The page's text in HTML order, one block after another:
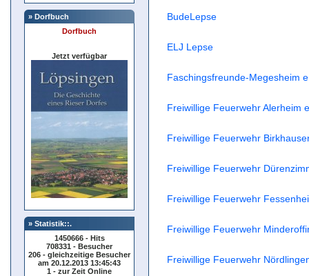
» Dorfbuch
Dorfbuch
Jetzt verfügbar
» Statistik::.
1450666 - Hits
708331 - Besucher
206 - gleichzeitige Besucher
am 20.12.2013 13:45:43
1 - zur Zeit Online
BudeLepse
ELJ Lepse
Faschingsfreunde-Megesheim
Freiwillige Feuerwehr Alerheim
Freiwillige Feuerwehr
Freiwillige Feuerwehr
Freiwillige Feuerwehr
Freiwillige Feuerwehr
Freiwillige Feuerwehr